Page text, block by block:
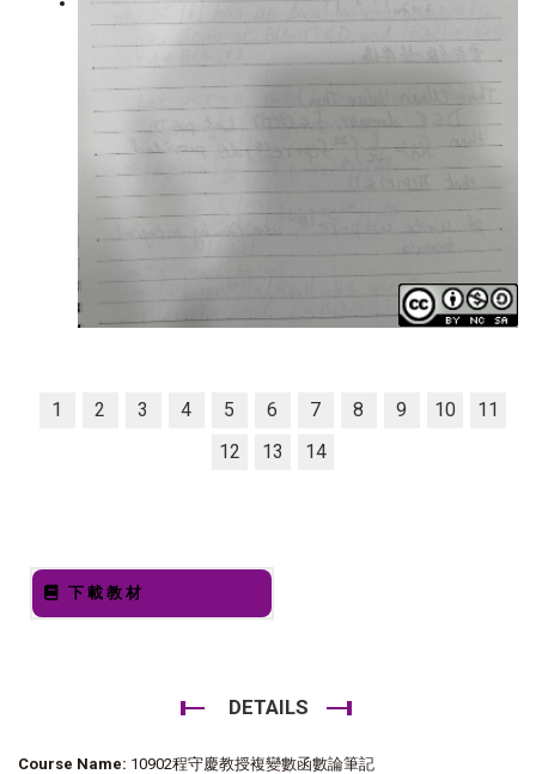
1 2 3 4 5 6 7 8 9 10
11
12
13 14
下載教材
DETAILS
Course Name: 10902程守慶教授複變數函數論筆記